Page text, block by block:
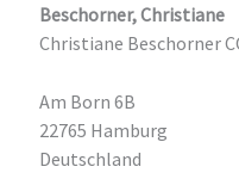
Beschorner, Christiane
Christiane Beschorner
Am Born 6B
22765 Hamburg
Deutschland